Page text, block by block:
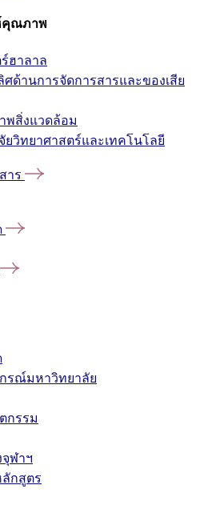
คุณภาพ
ฮาลาล
ศด้านการจัดการสารและของเสีย
พสิ่งแวดล้อม
ยวิทยาศาสตร์และเทคโนโลยี
าร
รณ์มหาวิทยาลัย
กรรม
ฬาฯ
กสูตร